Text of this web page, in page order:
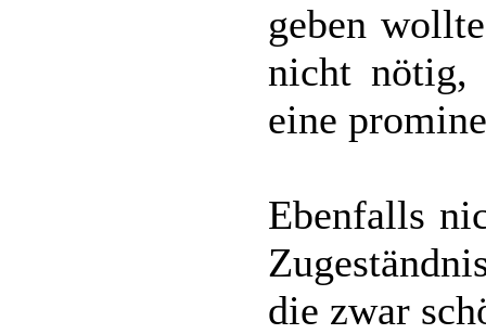
geben
nicht
eine
Ebenfalls
die zwar